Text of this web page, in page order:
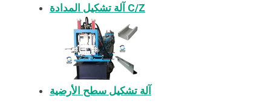
آلة تشكيل المدادة C/Z
آلة تشكيل سطح الأرضية